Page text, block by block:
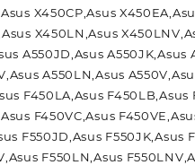
X450CP,Asus
X450LN,Asus
A550JD,Asus A550JK,Asus
A550LN,Asus
F450LA,Asus
F450VC,Asus
F550JD,Asus F550JK,Asus
F550LN,Asus